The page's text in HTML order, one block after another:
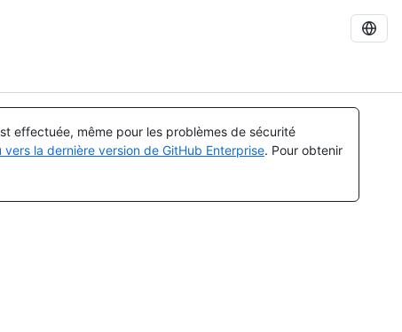
effectuée, même pour les problèmes de sécurité
la dernière version de GitHub Enterprise. Pour obtenir